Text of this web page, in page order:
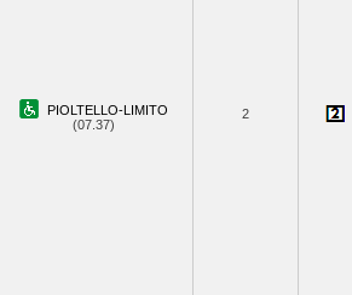
PIOLTELLO-LIMITO
(07.37)
2